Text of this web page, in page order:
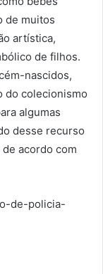
de muitos
artística,
de filhos.
nascidos,
do colecionismo
algumas
desse recurso
acordo com